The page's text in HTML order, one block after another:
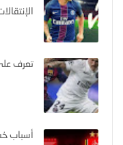
تعرف
أسباب